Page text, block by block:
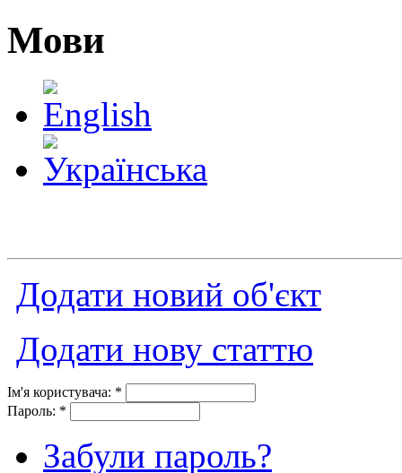
Мови
Додати новий об'єкт
Додати нову статтю
Ім'я користувача: *
Пароль: *
Забули пароль?